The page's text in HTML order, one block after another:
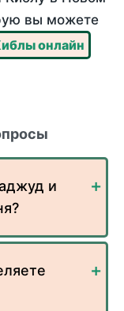
вы можете
онлайн
и